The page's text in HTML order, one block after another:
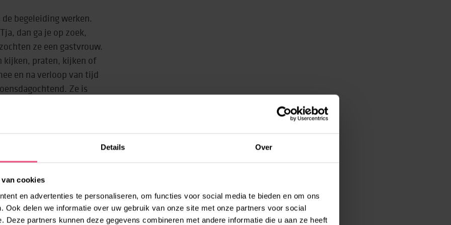
Details Over
van cookies
en advertenties te personaliseren, om functies voor social media te bieden en om ons
Ook delen we informatie over uw gebruik van onze site met onze partners voor social
Deze partners kunnen deze gegevens combineren met andere informatie die u aan ze heeft
begeleiding werken.
dan ga je op zoek,
zochten ze een gastvrouw.
kijken, praten, kijken of
en na verloop van tijd
Ze is
wij!”
wil graag met
metKorein Kinderplein.
werkt Denise er een
van de aanpak is
en creëren de